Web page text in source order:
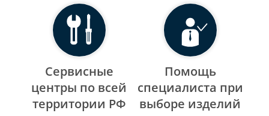
Сервисные
центры по всей
территории РФ
Помощь
специалиста при
выборе изделий